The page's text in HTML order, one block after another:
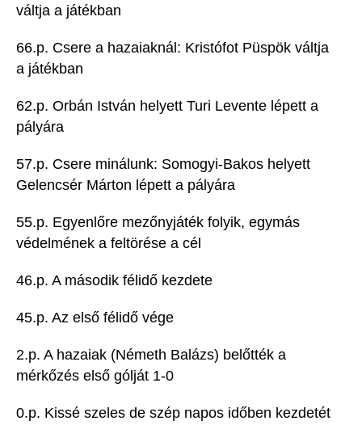
váltja a játékban
66.p. Csere a hazaiaknál: Kristófot Püspök váltja
a játékban
62.p. Orbán István helyett Turi Levente lépett a
pályára
57.p. Csere minálunk: Somogyi-Bakos helyett
Gelencsér Márton lépett a pályára
55.p. Egyenlőre mezőnyjáték folyik, egymás
védelmének a feltörése a cél
46.p. A második félidő kezdete
45.p. Az első félidő vége
2.p. A hazaiak (Németh Balázs) belőtték a
mérkőzés első gólját 1-0
0.p. Kissé szeles de szép napos időben kezdetét